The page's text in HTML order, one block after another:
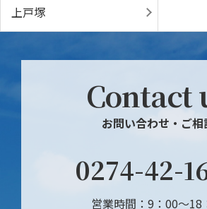
上戸塚
Contact
お問い合わせ・ご相
0274-42-
営業時間：9：00～18